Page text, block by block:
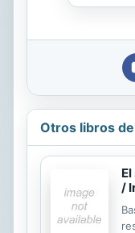
Otros libros
/